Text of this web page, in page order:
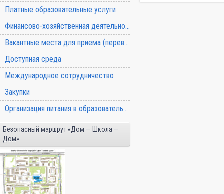
Платные образовательные услуги
Финансово-хозяйственная деятельность
Вакантные места для приема (перевода) обучающихся
Доступная среда
Международное сотрудничество
Закупки
Организация питания в образовательной организации
Безопасный маршрут «Дом — Школа —
Дом»